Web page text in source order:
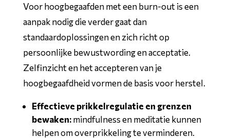
Voor hoogbegaafden met een burn-out is een
aanpak nodig die verder gaat dan
standaardoplossingen en zich richt op
persoonlijke bewustwording en acceptatie.
Zelfinzicht en het accepteren van je
hoogbegaafdheid vormen de basis voor herstel.
Effectieve prikkelregulatie en grenzen
bewaken:mindfulness en meditatie kunnen
helpen om overprikkeling te verminderen.